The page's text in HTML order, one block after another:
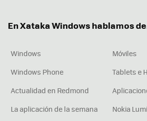
En Xataka Windows hablamos
Windows
Móviles
Windows Phone
Tablets e
Actualidad en Redmond
La aplicación de la semana
Nokia